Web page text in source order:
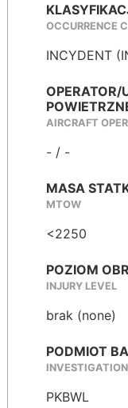
OCCURRENCE
INCYDENT
OPERATOR/
AIRCRAFT
- / -
MASA
MTOW
<2250
POZIOM
INJURY LEVEL
brak (none)
PODMIOT
PKBWL